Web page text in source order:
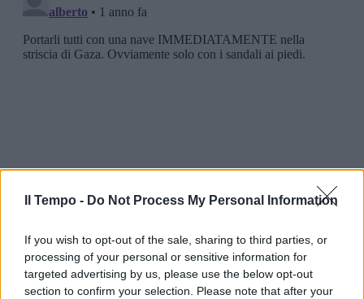
Il Tempo - Do Not Process My Personal Information
If you wish to opt-out of the sale, sharing to third parties, or
processing of your personal or sensitive information for
targeted advertising by us, please use the below opt-out
section to confirm your selection. Please note that after your